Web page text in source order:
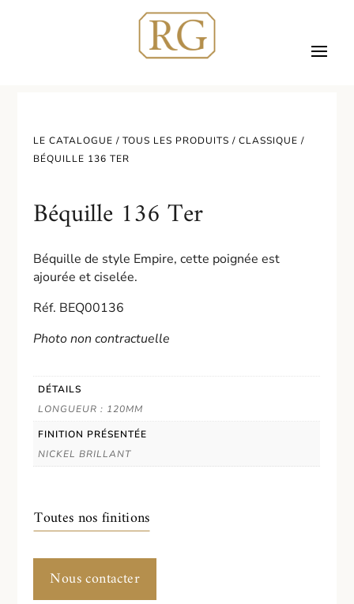
LE CATALOGUE /TOUS LES PRODUITS /CLASSIQUE /
BÉQUILLE 136 TER
Béquille 136 Ter
Béquille de style Empire, cette poignée est
ajourée et ciselée.
Réf. BEQ00136
Photo non contractuelle
DÉTAILS
LONGUEUR : 120MM
FINITION PRÉSENTÉE
NICKEL BRILLANT
Toutes nos finitions
Nous contacter